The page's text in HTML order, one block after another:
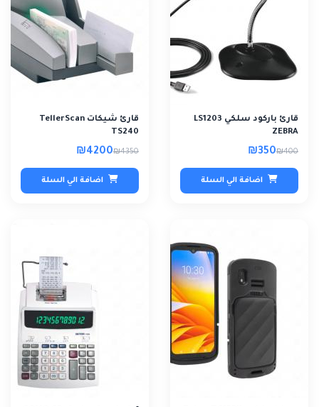
قارئ باركود سلكي LS1203
ZEBRA
₪400
₪350
اضافة الي السلة
قارئ شيكات TellerScan
TS240
₪4350
₪4200
اضافة الي السلة